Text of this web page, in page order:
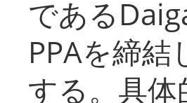
である
PPAを締
する。具